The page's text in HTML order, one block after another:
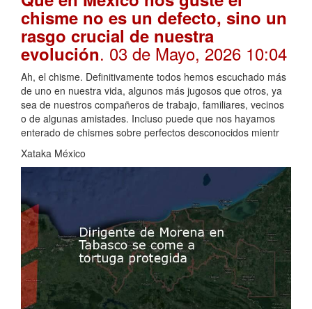
chisme no es un defecto, sino un
rasgo crucial de nuestra
evolución. 03 de Mayo, 2026 10:04
Ah, el chisme. Definitivamente todos hemos escuchado más
de uno en nuestra vida, algunos más jugosos que otros, ya
sea de nuestros compañeros de trabajo, familiares, vecinos
o de algunas amistades. Incluso puede que nos hayamos
enterado de chismes sobre perfectos desconocidos mientr
Xataka México